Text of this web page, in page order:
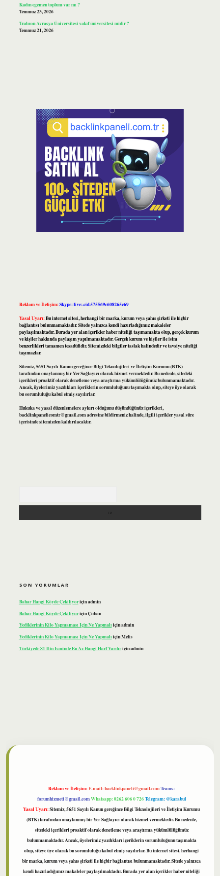
Kadın egemen toplum var mı ?
Temmuz 23, 2026
Trabzon Avrasya Üniversitesi vakıf üniversitesi midir ?
Temmuz 21, 2026
Reklam ve İletişim:Skype: live:.cid.575569c608265c69
Yasal Uyarı:Bu internet sitesi, herhangi bir marka, kurum veya şahıs şirketi ile hiçbir
bağlantısı bulunmamaktadır. Sitede yalnızca kendi hazırladığımız makaleler
paylaşılmaktadır. Burada yer alan içerikler haber niteliği taşımamakta olup, gerçek kurum
ve kişiler hakkında paylaşım yapılmamaktadır. Gerçek kurum ve kişiler ile isim
benzerlikleri tamamen tesadüfidir. Sitemizdeki bilgiler taslak halindedir ve tavsiye niteliği
taşımazlar.
Sitemiz, 5651 Sayılı Kanun gereğince Bilgi Teknolojileri ve İletişim Kurumu (BTK)
tarafından onaylanmış bir Yer Sağlayıcı olarak hizmet vermektedir. Bu nedenle, sitedeki
içerikleri proaktif olarak denetleme veya araştırma yükümlülüğümüz bulunmamaktadır.
Ancak, üyelerimiz yazdıkları içeriklerin sorumluluğunu taşımakta olup, siteye üye olarak
bu sorumluluğu kabul etmiş sayılırlar.
Hukuka ve yasal düzenlemelere aykırı olduğunu düşündüğünüz içerikleri,
backlinkpanelicomtr@gmail.comadresine bildirmeniz halinde, ilgili içerikler yasal süre
içerisinde sitemizden kaldırılacaktır.
SON YORUMLAR
Bahar Hangi Köyde Çekiliyoriçinadmin
Bahar Hangi Köyde ÇekiliyoriçinÇoban
Yediklerinin Kilo Yapmaması Için Ne Yapmalıiçinadmin
Yediklerinin Kilo Yapmaması Için Ne YapmalıiçinMelis
Türkiyede 81 Ilin Isminde En Az Hangi Harf Vardıriçinadmin
Reklam ve İletişim:E-mail:backlinkpaneli@gmail.comTeams:
forumhizmeti@gmail.comWhatsapp: 0262 606 0 726Telegram: @karabul
Yasal Uyarı:Sitemiz, 5651 Sayılı Kanun gereğince Bilgi Teknolojileri ve İletişim Kurumu
(BTK) tarafından onaylanmış bir Yer Sağlayıcı olarak hizmet vermektedir. Bu nedenle,
sitedeki içerikleri proaktif olarak denetleme veya araştırma yükümlülüğümüz
bulunmamaktadır. Ancak, üyelerimiz yazdıkları içeriklerin sorumluluğunu taşımakta
olup, siteye üye olarak bu sorumluluğu kabul etmiş sayılırlar. Bu internet sitesi, herhangi
bir marka, kurum veya şahıs şirketi ile hiçbir bağlantısı bulunmamaktadır. Sitede yalnızca
kendi hazırladığımız makaleler paylaşılmaktadır. Burada yer alan içerikler haber niteliği